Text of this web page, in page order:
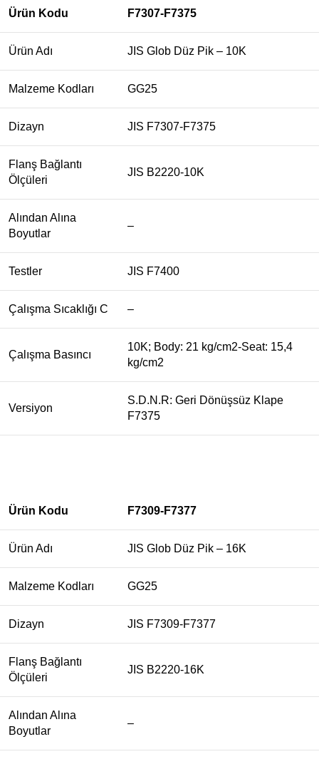
Ürün Kodu F7307-F7375
Ürün Adı JIS Glob Düz Pik – 10K
Malzeme Kodları GG25
Dizayn JIS F7307-F7375
Flanş Bağlantı
Ölçüleri
JIS B2220-10K
Alından Alına
Boyutlar
–
Testler JIS F7400
Çalışma Sıcaklığı C –
Çalışma Basıncı
10K; Body: 21 kg/cm2-Seat: 15,4
kg/cm2
Versiyon
S.D.N.R: Geri Dönüşsüz Klape
F7375
Ürün Kodu F7309-F7377
Ürün Adı JIS Glob Düz Pik – 16K
Malzeme Kodları GG25
Dizayn JIS F7309-F7377
Flanş Bağlantı
Ölçüleri
JIS B2220-16K
Alından Alına
Boyutlar
–